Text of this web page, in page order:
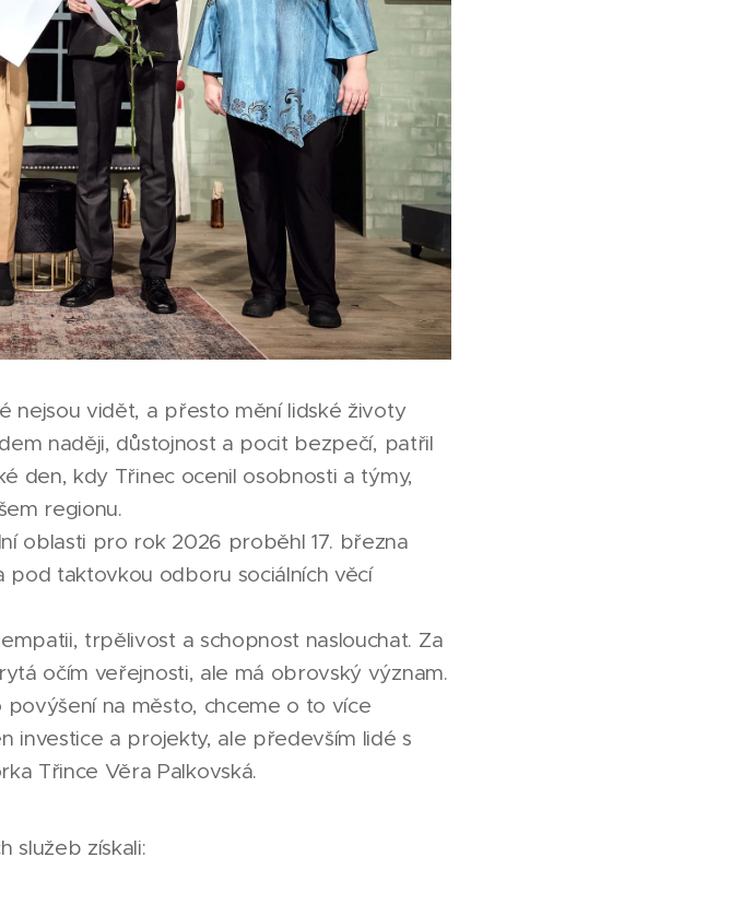
nejsou vidět, a přesto mění lidské životy
naději, důstojnost a pocit bezpečí, patřil
den, kdy Třinec ocenil osobnosti a týmy,
regionu.
oblasti pro rok 2026 proběhl 17. března
taktovkou odboru sociálních věcí
trpělivost a schopnost naslouchat. Za
očím veřejnosti, ale má obrovský význam.
na město, chceme o to více
investice a projekty, ale především lidé s
Třince Věra Palkovská.
služeb získali: